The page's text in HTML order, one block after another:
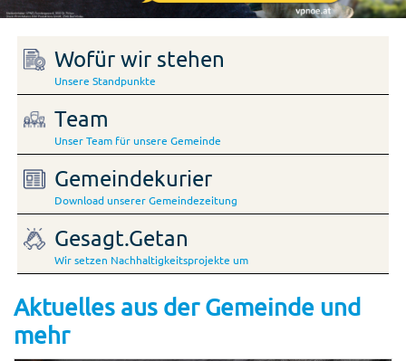
Wofür wir stehen
Unsere Standpunkte
Team
Unser Team für unsere Gemeinde
Gemeindekurier
Download unserer Gemeindezeitung
Gesagt.Getan
Wir setzen Nachhaltigkeitsprojekte um
Aktuelles aus der Gemeinde und
mehr